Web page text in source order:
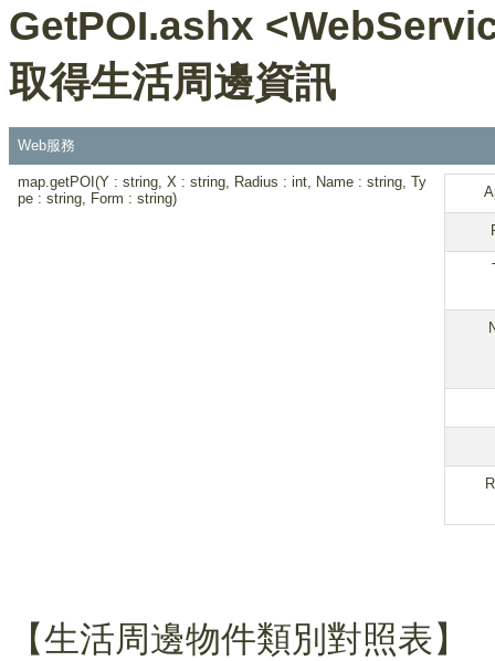
GetPOI.ashx
取得生活周邊資訊
Web服務
map.getPOI(Y : string, X : string, Radius : int, Name : string, Ty
pe : string, Form : string)
【生活周邊物件類別對照表】